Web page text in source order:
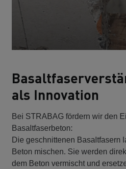
als Innovation
Bei STRABAG fördern wir den
Basaltfaserbeton:
Die geschnittenen Basaltfasern
Beton mischen. Sie werden
dem Beton vermischt und